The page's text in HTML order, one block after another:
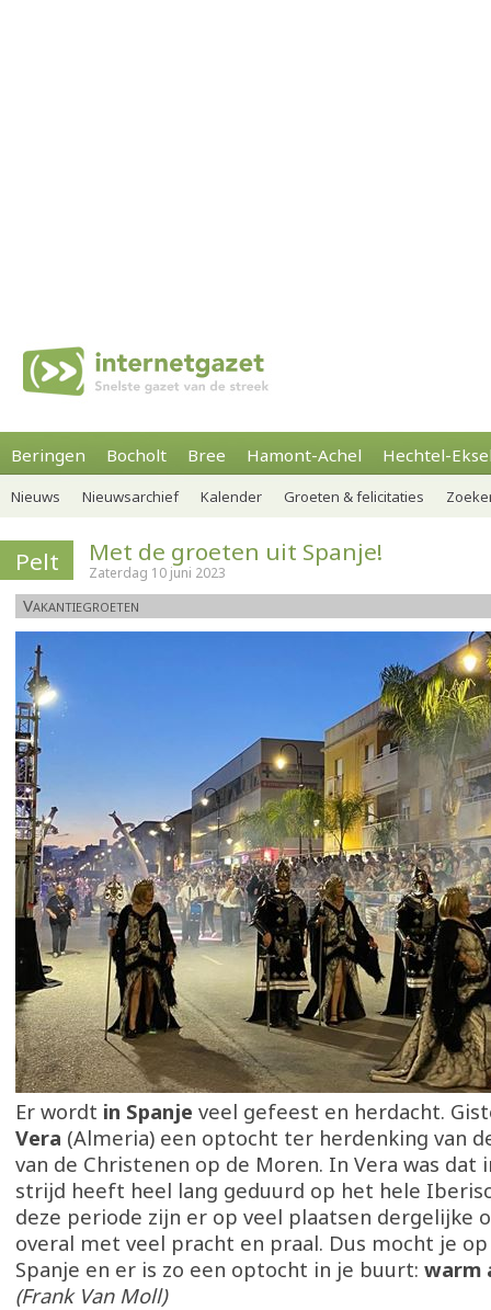
Beringen Bocholt Bree Hamont-Achel Hechtel-
Nieuws Nieuwsarchief Kalender Groeten & felicitaties
Pelt Met de groeten uit Spanje!
Zaterdag 10 juni 2023
Vakantiegroeten
Er wordt in Spanje veel gefeest en herdacht.
Vera (Almeria) een optocht ter herdenking van
van de Christenen op de Moren. In Vera was dat
strijd heeft heel lang geduurd op het hele
deze periode zijn er op veel plaatsen dergelijke
overal met veel pracht en praal. Dus mocht je
Spanje en er is zo een optocht in je buurt: warm
(Frank Van Moll)